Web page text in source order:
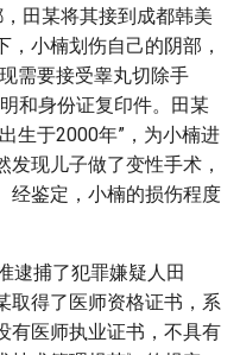
田某将其接到成都韩美
小楠划伤自己的阴部，
需要接受睾丸切除手
和身份证复印件。田某
生于2000年”，为小楠进
现儿子做了变性手术，
经鉴定，小楠的损伤程度
逮捕了犯罪嫌疑人田
取得了医师资格证书，系
有医师执业证书，不具有